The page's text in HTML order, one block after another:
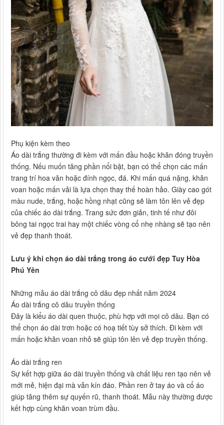
Phụ kiện kèm theo
Áo dài trắng thường đi kèm với mấn đầu hoặc khăn đóng truyền
thống. Nếu muốn tăng phần nổi bật, bạn có thể chọn các mấn
trang trí hoa văn hoặc đính ngọc, đá. Khi mấn quá nặng, khăn
voan hoặc mấn vải là lựa chọn thay thế hoàn hảo. Giày cao gót
màu nude, trắng, hoặc hồng nhạt cũng sẽ làm tôn lên vẻ đẹp
của chiếc áo dài trắng. Trang sức đơn giản, tinh tế như đôi
bông tai ngọc trai hay một chiếc vòng cổ nhẹ nhàng sẽ tạo nên
vẻ đẹp thanh thoát.
Lưu ý khi chọn áo dài trắng trong áo cưới đẹp Tuy Hòa
Phú Yên
Những mẫu áo dài trắng cô dâu đẹp nhất năm 2024
Áo dài trắng cô dâu truyền thống
Đây là kiểu áo dài quen thuộc, phù hợp với mọi cô dâu. Bạn có
thể chọn áo dài trơn hoặc có hoạ tiết tùy sở thích. Đi kèm với
mấn hoặc khăn voan nhỏ sẽ giúp tôn lên vẻ đẹp truyền thống.
Áo dài trắng ren
Sự kết hợp giữa áo dài truyền thống và chất liệu ren tạo nên vẻ
mới mẻ, hiện đại mà vẫn kín đáo. Phần ren ở tay áo và cổ áo
giúp tăng thêm sự quyến rũ, thanh thoát. Mẫu này thường được
kết hợp cùng khăn voan trùm đầu.